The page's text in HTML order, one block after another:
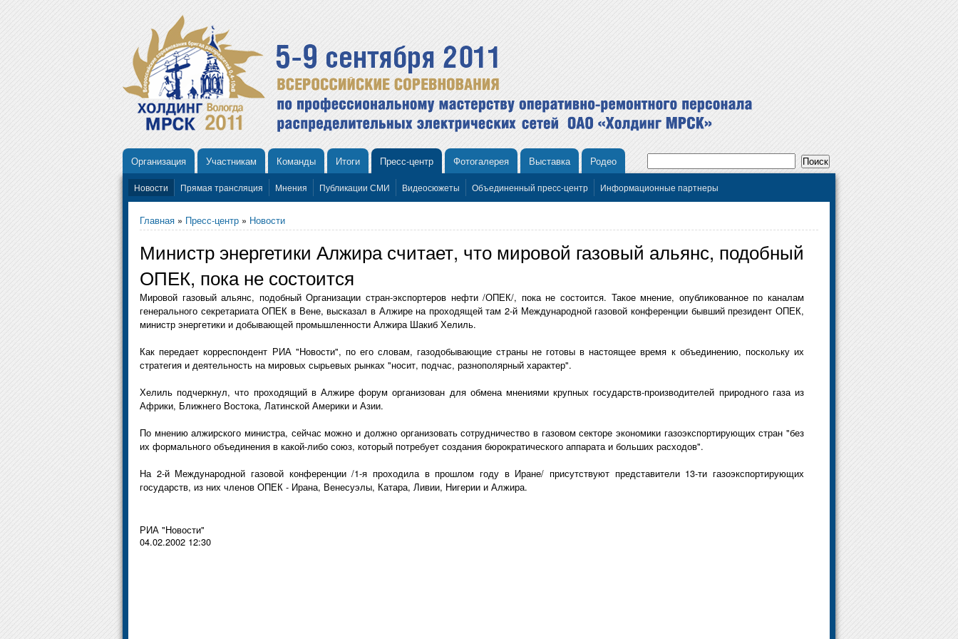
Организация Участникам Команды Итоги Пресс-центр Фотогалерея Выставка Родео
Новости Прямая трансляция Мнения Публикации СМИ Видеосюжеты Объединенный пресс-центр Информационные партнеры
Главная » Пресс-центр » Новости
Министр энергетики Алжира считает, что мировой газовый альянс, подобный
ОПЕК, пока не состоится
Мировой газовый альянс, подобный Организации стран-экспортеров нефти /ОПЕК/, пока не состоится. Такое мнение, опубликованное по каналам
генерального секретариата ОПЕК в Вене, высказал в Алжире на проходящей там 2-й Международной газовой конференции бывший президент ОПЕК,
министр энергетики и добывающей промышленности Алжира Шакиб Хелиль.
Как передает корреспондент РИА "Новости", по его словам, газодобывающие страны не готовы в настоящее время к объединению, поскольку их
стратегия и деятельность на мировых сырьевых рынках "носит, подчас, разнополярный характер".
Хелиль подчеркнул, что проходящий в Алжире форум организован для обмена мнениями крупных государств-производителей природного газа из
Африки, Ближнего Востока, Латинской Америки и Азии.
По мнению алжирского министра, сейчас можно и должно организовать сотрудничество в газовом секторе экономики газоэкспортирующих стран "без
их формального объединения в какой-либо союз, который потребует создания бюрократического аппарата и больших расходов".
На 2-й Международной газовой конференции /1-я проходила в прошлом году в Иране/ присутствуют представители 13-ти газоэкспортирующих
государств, из них членов ОПЕК - Ирана, Венесуэлы, Катара, Ливии, Нигерии и Алжира.
РИА "Новости"
04.02.2002 12:30